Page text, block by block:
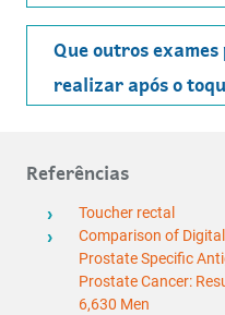
Que outros
realizar após o
Referências
Toucher rectal
Comparison of
Prostate Specific
Prostate Cancer:
6,630 Men